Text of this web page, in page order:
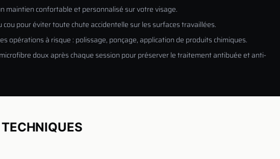
maintien confortable et personnalisé sur votre visage.
pour éviter toute chute accidentelle sur les surfaces travaillées.
opérations à risque : polissage, ponçage, application de produits chimiques.
doux après chaque session pour préserver le traitement antibuée et anti-